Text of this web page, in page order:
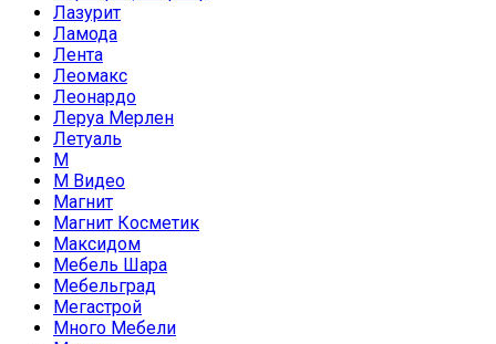
Лазурит
Ламода
Лента
Леомакс
Леонардо
Леруа Мерлен
Летуаль
М
М Видео
Магнит
Магнит Косметик
Максидом
Мебель Шара
Мебельград
Мегастрой
Много Мебели